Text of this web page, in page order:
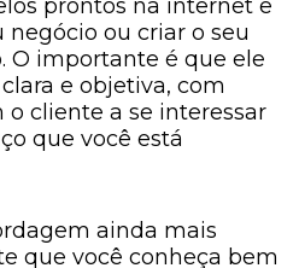
prontos na internet e
negócio ou criar o seu
O importante é que ele
e objetiva, com
cliente a se interessar
que você está
ainda mais
que você conheça bem